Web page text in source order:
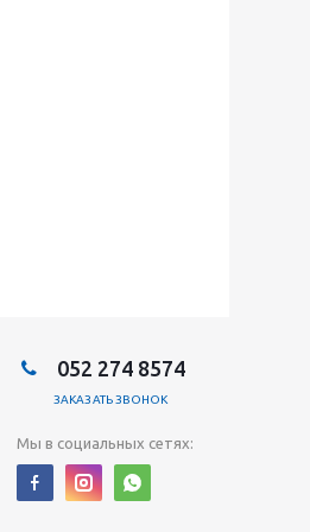
052 274 8574
ЗАКАЗАТЬ ЗВОНОК
Мы в социальных сетях: